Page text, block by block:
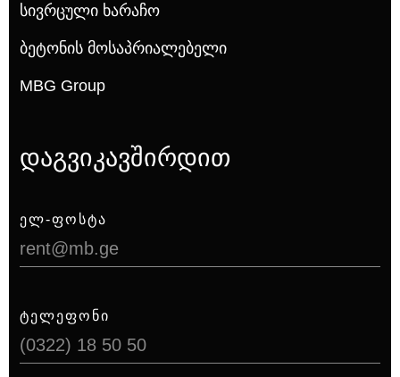
Სივრცული Ხარაჩო
Ბეტონის Მოსაპრიალებელი
MBG Group
დაგვიკავშირდით
ᲔᲚ-ᲤᲝᲡᲢᲐ
rent@mb.ge
ᲢᲔᲚᲔᲤᲝᲜᲘ
(0322) 18 50 50